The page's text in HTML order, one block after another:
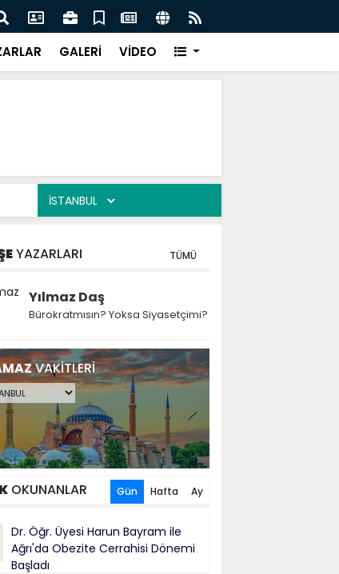
İçin Tarihi Adım: Coğrafi İşaret ve Markalaşma
GALERİ VİDEO
YAZARLARI TÜMÜ
Yılmaz Daş
Bürokratmısın? Yoksa Siyasetçimi?
VAKİTLERİ
OKUNANLAR Gün Hafta Ay
Dr. Öğr. Üyesi Harun Bayram ile
Ağrı'da Obezite Cerrahisi Dönemi
Başladı